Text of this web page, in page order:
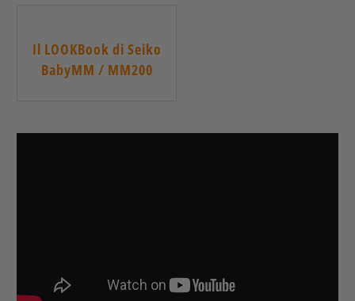
Il LOOKBook di Seiko
BabyMM / MM200